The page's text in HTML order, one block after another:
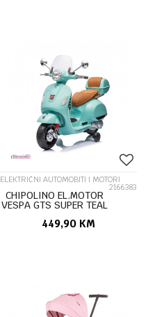
ELEKTRIČNI AUTOMOBITI I MOTORI
2166383
CHIPOLINO EL.MOTOR
VESPA GTS SUPER TEAL
449,90 KM